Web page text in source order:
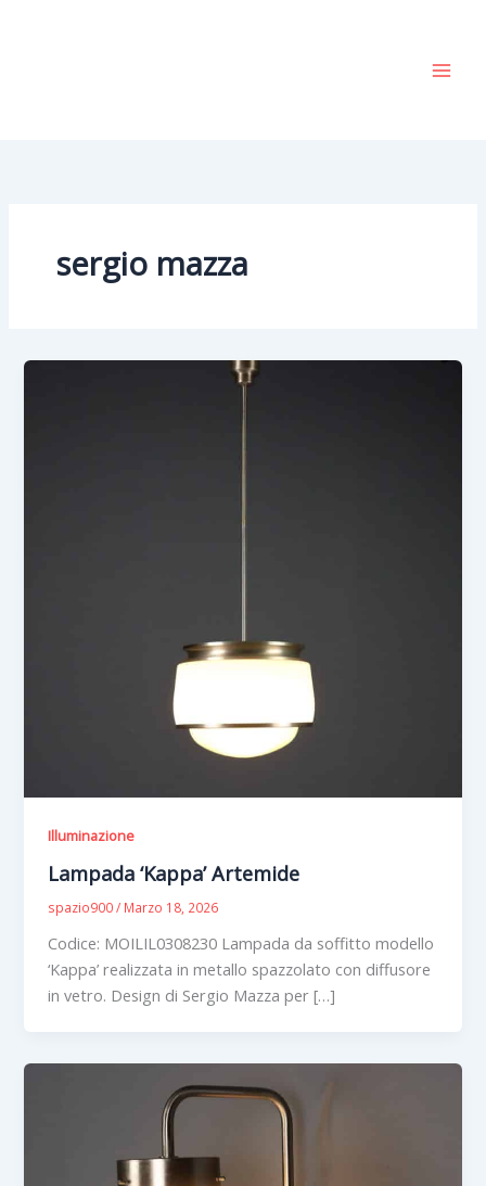
sergio mazza
Illuminazione
Lampada ‘Kappa’ Artemide
spazio900/ Marzo 18, 2026
Codice: MOILIL0308230 Lampada da soffitto modello
‘Kappa’ realizzata in metallo spazzolato con diffusore
in vetro. Design di Sergio Mazza per […]